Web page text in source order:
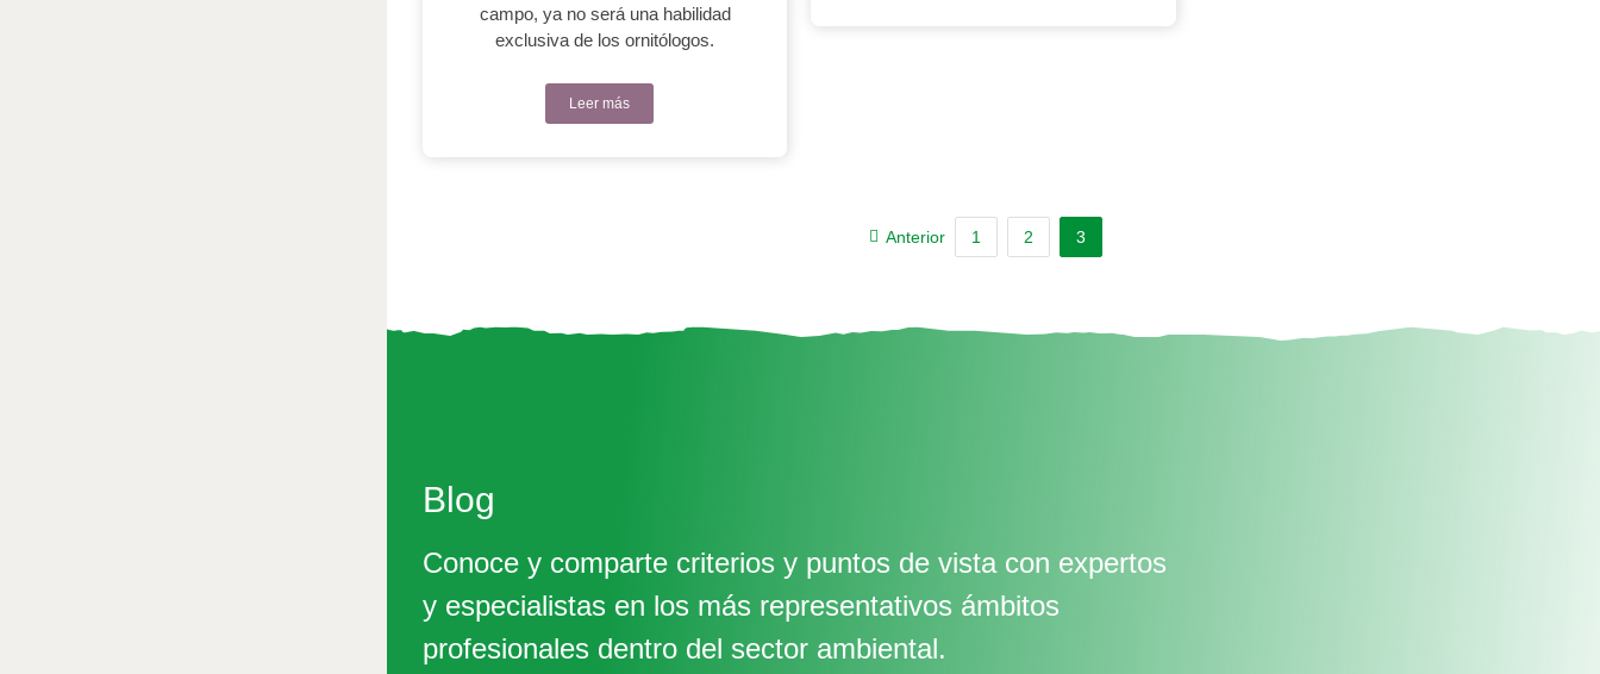
campo, ya no será una habilidad
exclusiva de los ornitólogos.
Leer más
Anterior 1 2 3
Blog
Conoce y comparte criterios y puntos de vista con expertos
y especialistas en los más representativos ámbitos
profesionales dentro del sector ambiental.